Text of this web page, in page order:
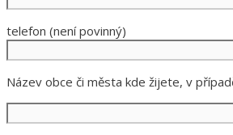
telefon (není povinný)
Název obce či města kde žijete, v